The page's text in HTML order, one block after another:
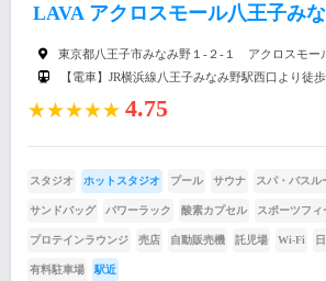
LAVA アクロスモール八王子み
東京都八王子市みなみ野１-２-１ アクロスモー
【電車】JR横浜線八王子みなみ野駅西口より徒
★★★★★ 4.75
スタジオ ホットスタジオ プール サウナ スパ・バスル
サンドバッグ パワーラック 酸素カプセル スポーツフィ
プロテインラウンジ 売店 自動販売機 託児場 Wi-Fi
有料駐車場 駅近